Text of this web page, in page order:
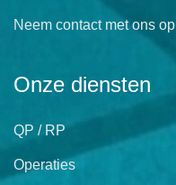
Neem contact met ons op
Onze diensten
QP / RP
Operaties